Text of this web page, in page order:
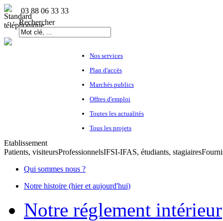
03 88 06 33 33
Rechercher
Nos services
Plan d'accès
Marchés publics
Offres d'emploi
Toutes les actualités
Tous les projets
Etablissement
Patients, visiteursProfessionnelsIFSI-IFAS, étudiants, stagiaires
Qui sommes nous ?
Notre histoire (hier et aujourd'hui)
Notre réglement intérieur